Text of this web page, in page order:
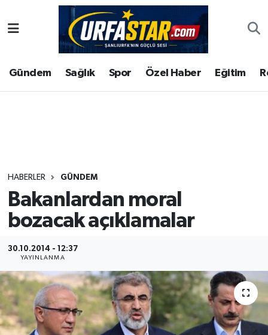
Gündem Sağlık Spor Özel Haber Eğitim
HABERLER GÜNDEM
Bakanlardan moral
bozacak açıklamalar
30.10.2014 - 12:37
YAYINLANMA
ASAYİS
ÇEVRE
Gündem
Kültür
Magazin
Şanlıurfa Nöbetçi Eczaneler
Şanlıurfa Hava Durumu
Tüm Manşetler
Son Dakika Haberleri
Haber Arşivi